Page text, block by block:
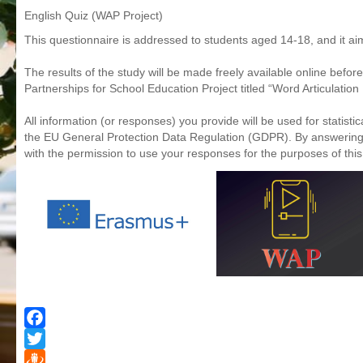
Aktualizētais pašvērtējuma ziņojums 2024
Aktualizētais pašvērtējuma ziņojums 2025
BPVV attīstības un investīciju stratēģijas plāns
Investīciju un attīstības stratēģija
Skolas telpu īres cenrādis
Skolas internāts
Nolikums
Vispārējās izglītības programmas
Valsts aizsardzības mācību programma
English Quiz (WAP Project)
This questionnaire is addressed to students aged 14-18, and it
The results of the study will be made freely available online
Partnerships for School Education Project titled “Word
All information (or responses) you provide will be used for
the EU General Protection Data Regulation (GDPR). By
with the permission to use your responses for the purposes of
Facebook
Twitter